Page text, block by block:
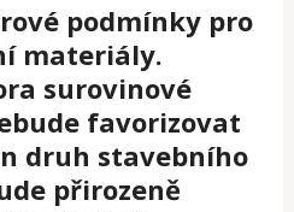
podmínky pro
materiály.
surovinové
favorizovat
druh stavebního
přirozeně